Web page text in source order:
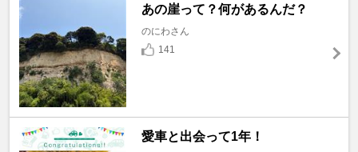
あの崖って？何があるんだ？
のにわさん
141
愛車と出会って1年！